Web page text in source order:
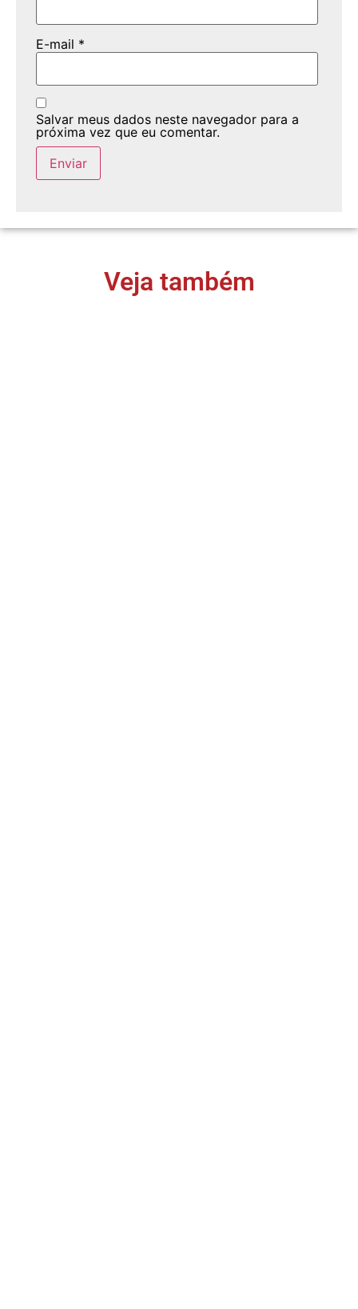
E-mail *
Salvar meus dados neste navegador para a
próxima vez que eu comentar.
Veja também